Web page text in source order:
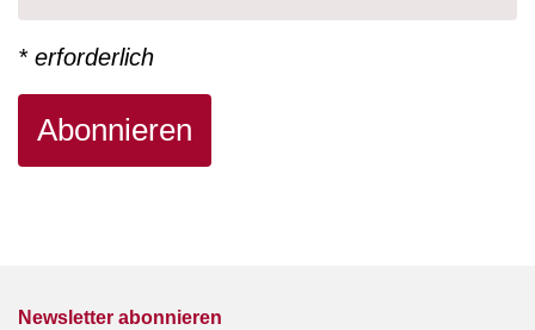
* erforderlich
Newsletter abonnieren